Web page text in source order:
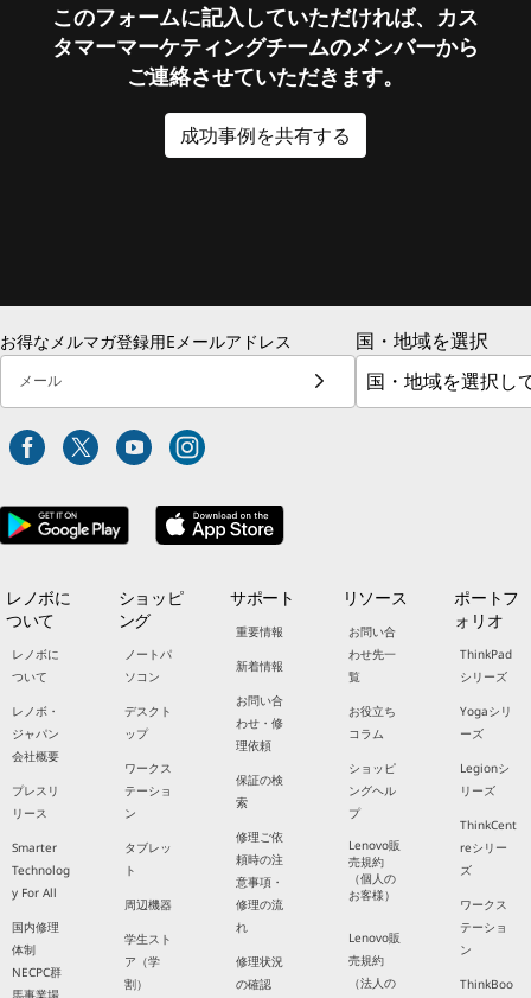
このフォームに記入していただければ、カス
タマーマーケティングチームのメンバーから
ご連絡させていただきます。
成功事例を共有する
お得なメルマガ登録用Eメールアドレス
メール
国・地域を選択
レノボに
ついて
レノボに
ついて
レノボ・
ジャパン
会社概要
プレスリ
リース
Smarter
Technolog
y For All
国内修理
体制
NECPC群
馬事業場
ショッピ
ング
ノートパ
ソコン
デスクト
ップ
ワークス
テーショ
ン
タブレッ
ト
周辺機器
学生スト
ア（学
割）
サポート
重要情報
新着情報
お問い合
わせ・修
理依頼
保証の検
索
修理ご依
頼時の注
意事項・
修理の流
れ
修理状況
の確認
リソース
お問い合
わせ先一
覧
お役立ち
コラム
ショッピ
ングヘル
プ
Lenovo販
売規約
（個人の
お客様）
Lenovo販
売規約
（法人の
ポートフ
ォリオ
ThinkPad
シリーズ
Yogaシリ
ーズ
Legionシ
リーズ
ThinkCent
reシリー
ズ
ワークス
テーショ
ン
ThinkBoo